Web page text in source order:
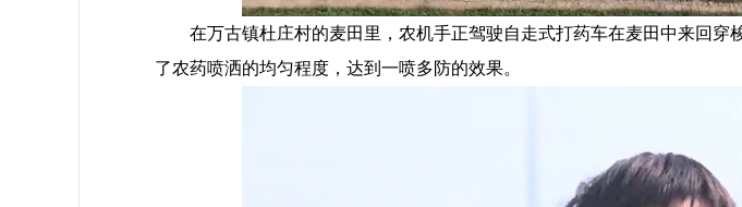
在万古镇杜庄村的麦田里，农机手正驾驶自走式打药车在麦田中来回穿
了农药喷洒的均匀程度，达到一喷多防的效果。